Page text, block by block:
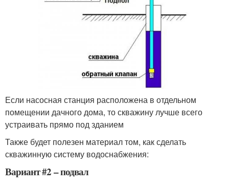
Если насосная станция расположена в отдельном
помещении дачного дома, то скважину лучше всего
устраивать прямо под зданием
Также будет полезен материал том, как сделать
скважинную систему водоснабжения:
Вариант #2 – подвал